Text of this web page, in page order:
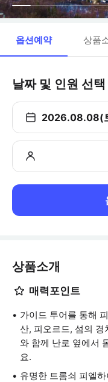
옵션예약 상품
날짜 및 인원 선택
2026.08.08(
상품소개
매력포인트
가이드 투어를 통해
산, 피오르드, 섬의 경
와 함께 난로 옆에서
요.
유명한 트롬쇠 피엘